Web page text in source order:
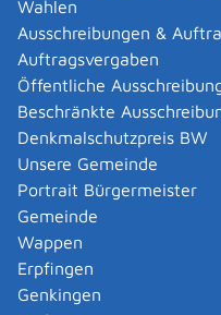
Wahlen
Ausschreibungen &
Auftragsvergaben
Öffentliche
Beschränkte
Denkmalschutzpreis BW
Unsere Gemeinde
Portrait Bürgermeister
Gemeinde
Wappen
Erpfingen
Genkingen
Abwasser entsorgen
Regenwasser
Abweichende
beantragen
Abweichende
Adoption -
Adoption - sich als
Adoption eines
Beurkundung im
Adoption eines
Umwandlung einer